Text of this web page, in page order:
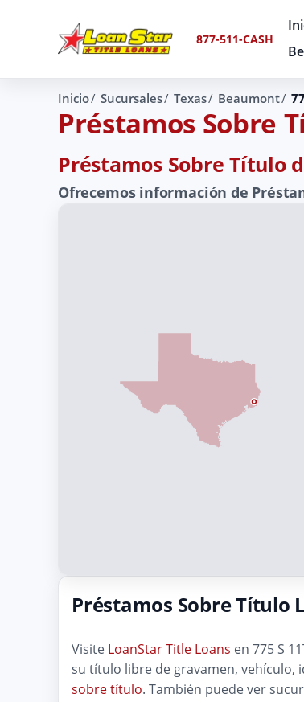
877-511-CASH
Inicio Sucursales Texas Beaumont
Préstamos Sobre
Préstamos Sobre Título
Ofrecemos información de
Préstamos Sobre Título
Visite LoanStar Title Loans en 775 S
su título libre de gravamen, vehículo,
sobre título. También puede ver